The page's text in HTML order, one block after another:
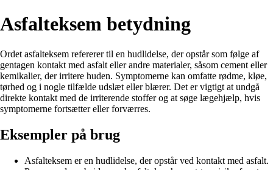
Asfalteksem betydning
Ordet asfalteksem refererer til en hudlidelse, der opstår som følge af
gentagen kontakt med asfalt eller andre materialer, såsom cement eller
kemikalier, der irritere huden. Symptomerne kan omfatte rødme, kløe,
tørhed og i nogle tilfælde udslæt eller blærer. Det er vigtigt at undgå
direkte kontakt med de irriterende stoffer og at søge lægehjælp, hvis
symptomerne fortsætter eller forværres.
Eksempler på brug
Asfalteksem er en hudlidelse, der opstår ved kontakt med asfalt.